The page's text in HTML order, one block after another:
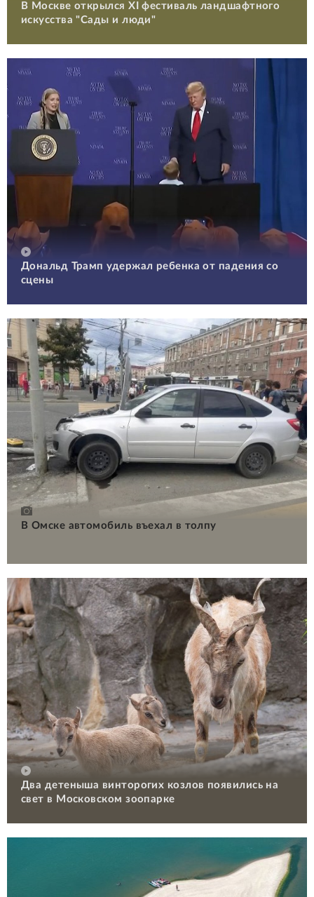
В Москве открылся XI фестиваль ландшафтного
искусства "Сады и люди"
Дональд Трамп удержал ребенка от падения со
сцены
В Омске автомобиль въехал в толпу
Два детеныша винторогих козлов появились на
свет в Московском зоопарке